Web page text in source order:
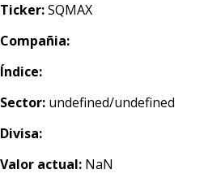
Ticker:SQMAX
Compañia:
Índice:
Sector: undefined/undefined
Divisa:
Valor actual: NaN